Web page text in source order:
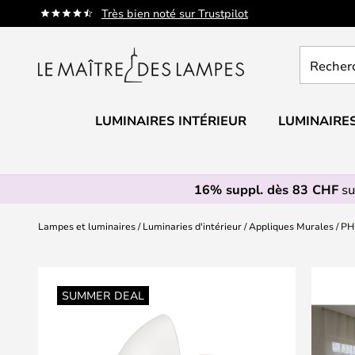
Très bien noté sur Trustpilot
Allez
au
un
LUMINAIRES INTÉRIEUR
16% suppl. dès 83 CHF
Lampes et luminaires Luminaries d'intérieur Appliques Murales
SUMMER DEAL